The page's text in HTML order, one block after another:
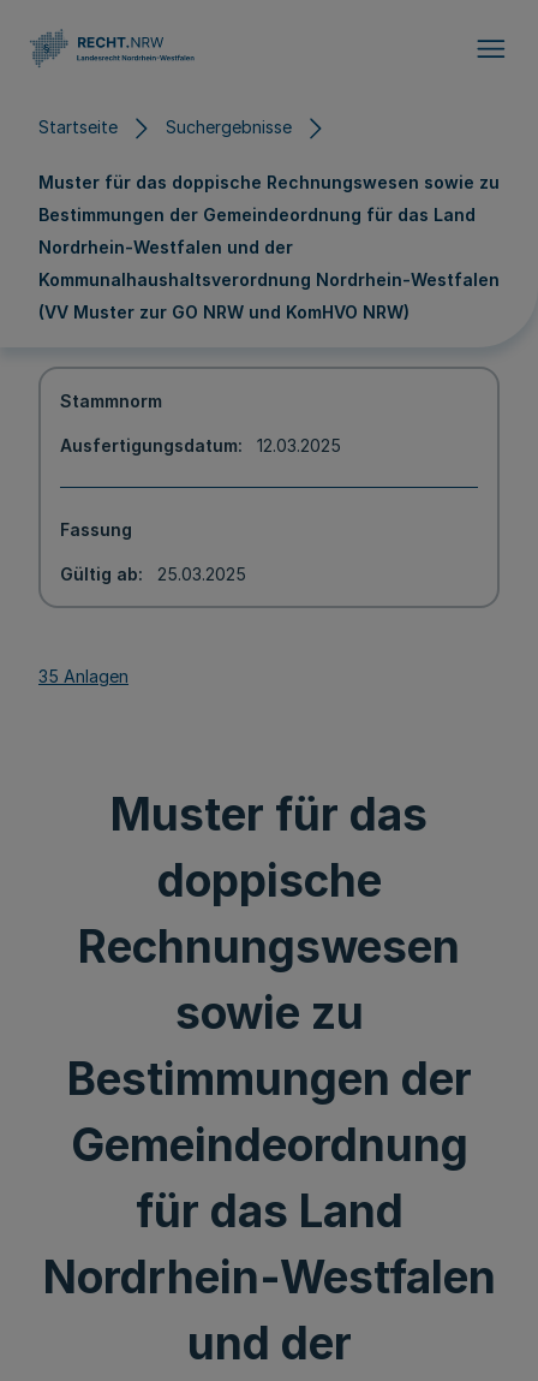
Startseite Suchergebnisse
Muster für das doppische Rechnungswesen sowie zu
Bestimmungen der Gemeindeordnung für das Land
Nordrhein-Westfalen und der
Kommunalhaushaltsverordnung Nordrhein-Westfalen
(VV Muster zur GO NRW und KomHVO NRW)
Stammnorm
Ausfertigungsdatum 12.03.2025
Fassung
Gültig ab 25.03.2025
35 Anlagen
Muster für das
doppische
Rechnungswesen
sowie zu
Bestimmungen der
Gemeindeordnung
für das Land
Nordrhein-Westfalen
und der